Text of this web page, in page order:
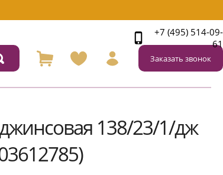
+7 (495) 514-09-
61
Заказать звонок
138/23/1/дж